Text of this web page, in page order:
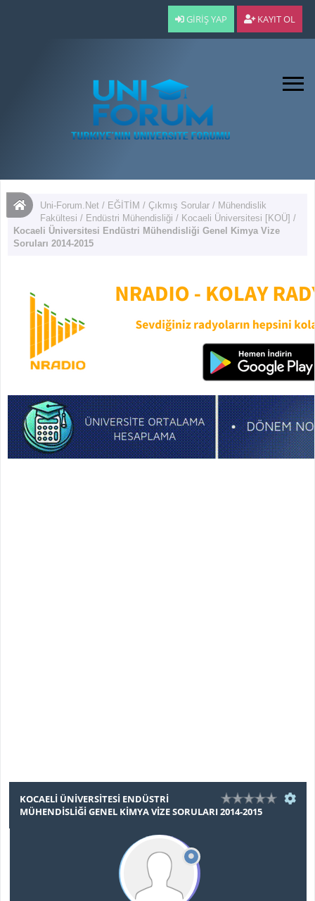
GIRIŞ YAP KAYIT OL
Uni-Forum.Net / EĞİTİM /Çıkmış Sorular / Mühendislik
Fakültesi / Endüstri Mühendisliği / Kocaeli Üniversitesi [KOÜ] /
Kocaeli Üniversitesi Endüstri Mühendisliği Genel Kimya Vize
Soruları 2014-2015
KOCAELI ÜNIVERSITESI ENDÜSTRI
MÜHENDISLIĞI GENEL KIMYA VIZE SORULARI 2014-2015